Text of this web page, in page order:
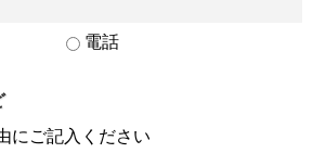
電話
にご記入ください